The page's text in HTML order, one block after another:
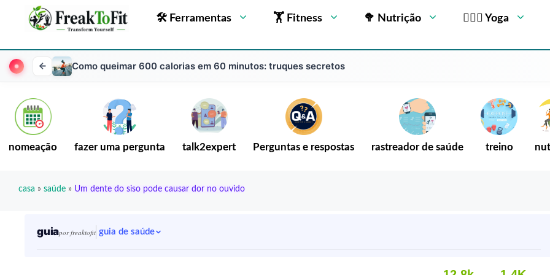
🛠 Ferramentas 🏋 Fitness 🥦 Nutrição 🧘🏻‍♂️ Yoga
Como queimar 600 calorias em 60 minutos: truques secretos
nomeação fazer uma pergunta talk2expert Perguntas e respostas rastreador de saúde treino
casa » saúde » Um dente do siso pode causar dor no ouvido
guiapor freaktofit guia de saúde